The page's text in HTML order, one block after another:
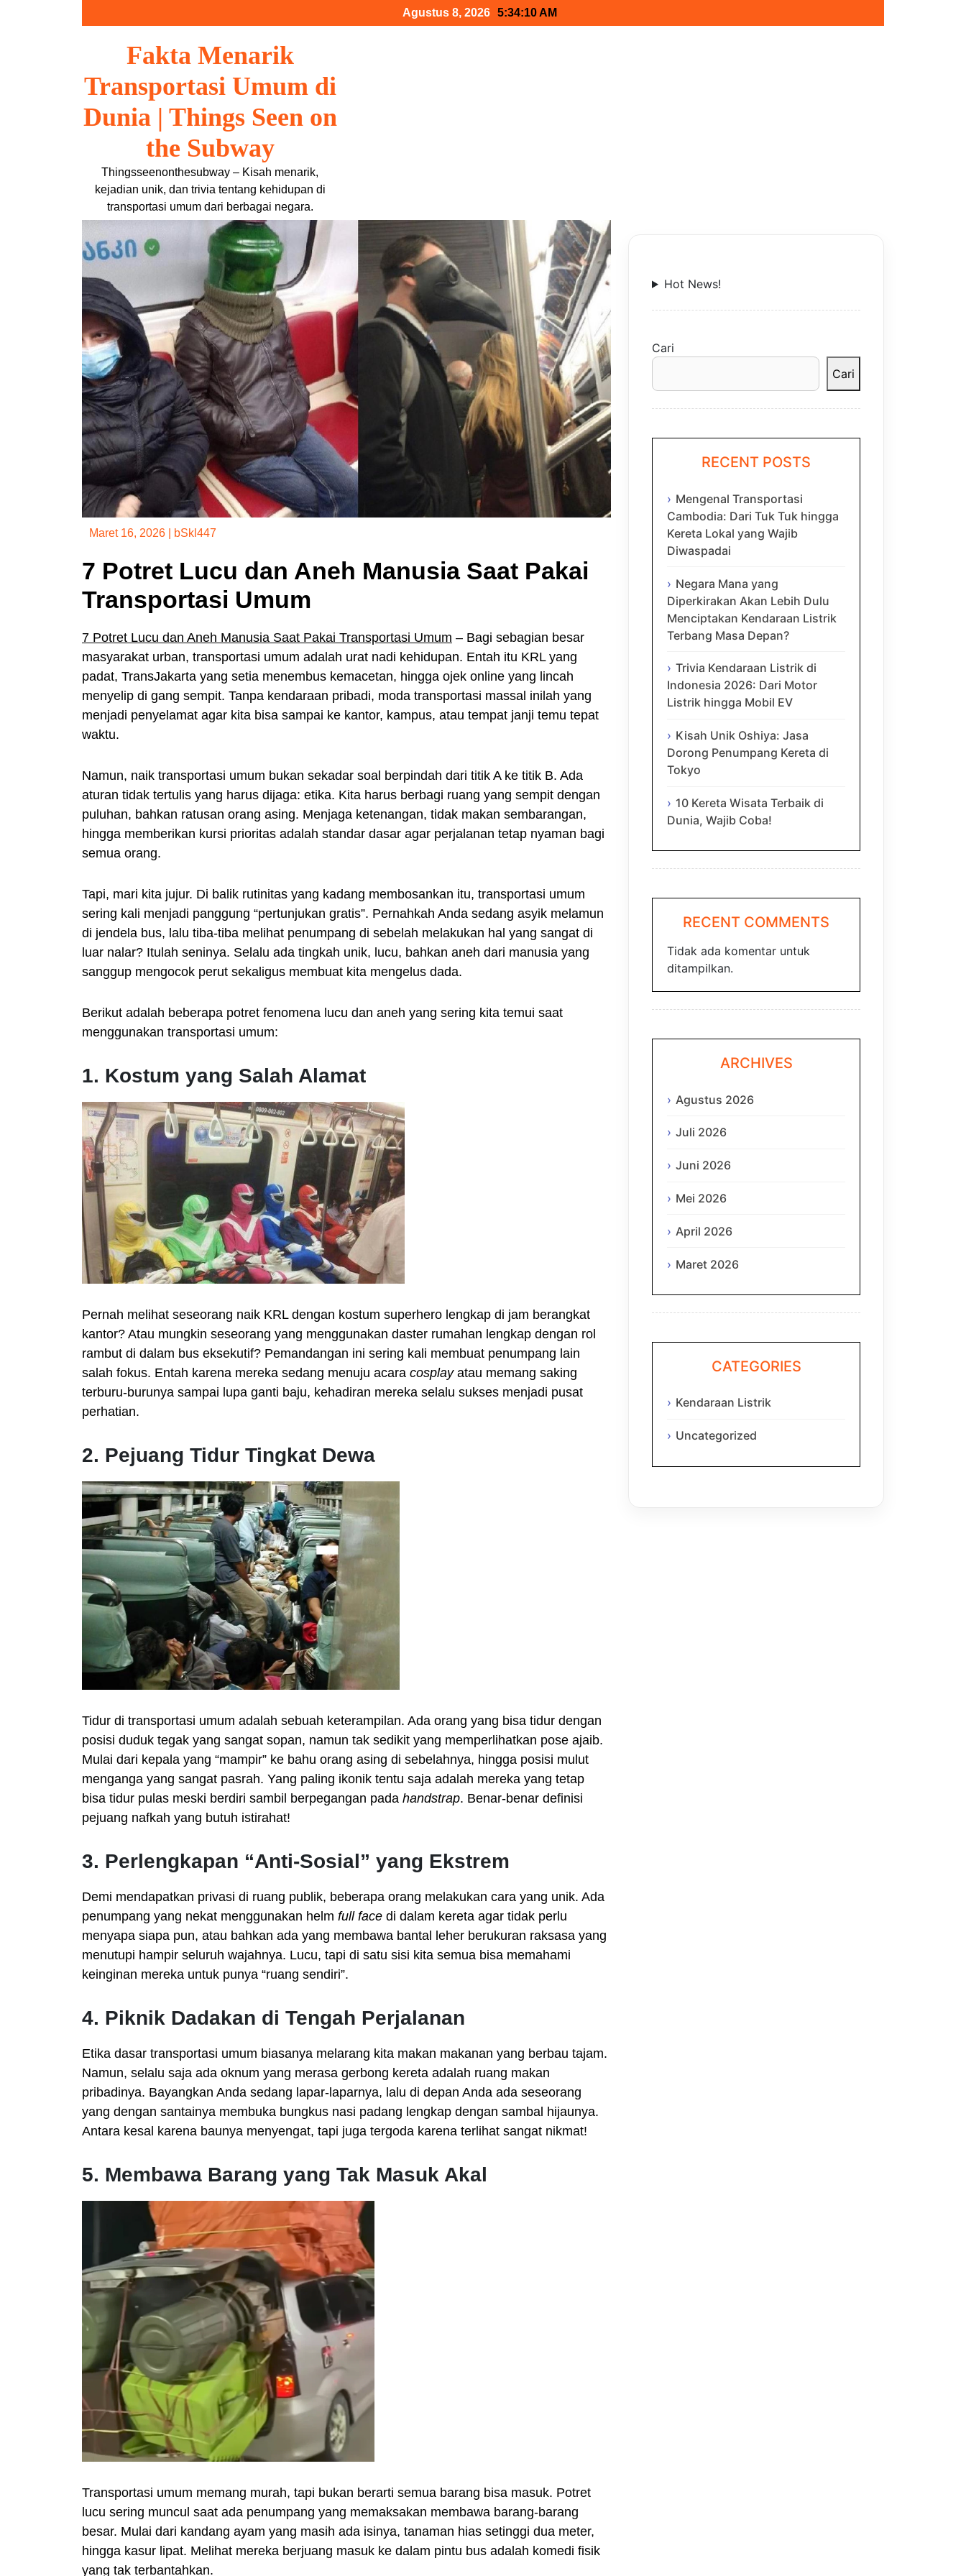
Agustus 8, 2026 5:34:11 AM
Fakta Menarik
Transportasi Umum di
Dunia | Things Seen on
the Subway
Thingsseenonthesubway – Kisah menarik,
kejadian unik, dan trivia tentang kehidupan di
transportasi umum dari berbagai negara.
Maret 16, 2026 bSkl447
7 Potret Lucu dan Aneh Manusia Saat Pakai
Transportasi Umum
7 Potret Lucu dan Aneh Manusia Saat Pakai Transportasi Umum – Bagi sebagian besar
masyarakat urban, transportasi umum adalah urat nadi kehidupan. Entah itu KRL yang
padat, TransJakarta yang setia menembus kemacetan, hingga ojek online yang lincah
menyelip di gang sempit. Tanpa kendaraan pribadi, moda transportasi massal inilah yang
menjadi penyelamat agar kita bisa sampai ke kantor, kampus, atau tempat janji temu tepat
waktu.
Namun, naik transportasi umum bukan sekadar soal berpindah dari titik A ke titik B. Ada
aturan tidak tertulis yang harus dijaga: etika. Kita harus berbagi ruang yang sempit dengan
puluhan, bahkan ratusan orang asing. Menjaga ketenangan, tidak makan sembarangan,
hingga memberikan kursi prioritas adalah standar dasar agar perjalanan tetap nyaman bagi
semua orang.
Tapi, mari kita jujur. Di balik rutinitas yang kadang membosankan itu, transportasi umum
sering kali menjadi panggung “pertunjukan gratis”. Pernahkah Anda sedang asyik melamun
di jendela bus, lalu tiba-tiba melihat penumpang di sebelah melakukan hal yang sangat di
luar nalar? Itulah seninya. Selalu ada tingkah unik, lucu, bahkan aneh dari manusia yang
sanggup mengocok perut sekaligus membuat kita mengelus dada.
Berikut adalah beberapa potret fenomena lucu dan aneh yang sering kita temui saat
menggunakan transportasi umum:
1. Kostum yang Salah Alamat
Pernah melihat seseorang naik KRL dengan kostum superhero lengkap di jam berangkat
kantor? Atau mungkin seseorang yang menggunakan daster rumahan lengkap dengan rol
rambut di dalam bus eksekutif? Pemandangan ini sering kali membuat penumpang lain
salah fokus. Entah karena mereka sedang menuju acara cosplayatau memang saking
terburu-burunya sampai lupa ganti baju, kehadiran mereka selalu sukses menjadi pusat
perhatian.
2. Pejuang Tidur Tingkat Dewa
Tidur di transportasi umum adalah sebuah keterampilan. Ada orang yang bisa tidur dengan
posisi duduk tegak yang sangat sopan, namun tak sedikit yang memperlihatkan pose ajaib.
Mulai dari kepala yang “mampir” ke bahu orang asing di sebelahnya, hingga posisi mulut
menganga yang sangat pasrah. Yang paling ikonik tentu saja adalah mereka yang tetap
bisa tidur pulas meski berdiri sambil berpegangan pada handstrap. Benar-benar definisi
pejuang nafkah yang butuh istirahat!
3. Perlengkapan “Anti-Sosial” yang Ekstrem
Demi mendapatkan privasi di ruang publik, beberapa orang melakukan cara yang unik. Ada
penumpang yang nekat menggunakan helm full face di dalam kereta agar tidak perlu
menyapa siapa pun, atau bahkan ada yang membawa bantal leher berukuran raksasa yang
menutupi hampir seluruh wajahnya. Lucu, tapi di satu sisi kita semua bisa memahami
keinginan mereka untuk punya “ruang sendiri”.
4. Piknik Dadakan di Tengah Perjalanan
Etika dasar transportasi umum biasanya melarang kita makan makanan yang berbau tajam.
Namun, selalu saja ada oknum yang merasa gerbong kereta adalah ruang makan
pribadinya. Bayangkan Anda sedang lapar-laparnya, lalu di depan Anda ada seseorang
yang dengan santainya membuka bungkus nasi padang lengkap dengan sambal hijaunya.
Antara kesal karena baunya menyengat, tapi juga tergoda karena terlihat sangat nikmat!
5. Membawa Barang yang Tak Masuk Akal
Transportasi umum memang murah, tapi bukan berarti semua barang bisa masuk. Potret
lucu sering muncul saat ada penumpang yang memaksakan membawa barang-barang
besar. Mulai dari kandang ayam yang masih ada isinya, tanaman hias setinggi dua meter,
hingga kasur lipat. Melihat mereka berjuang masuk ke dalam pintu bus adalah komedi fisik
yang tak terbantahkan.
Hot News!
Cari
Cari
RECENT POSTS
Mengenal Transportasi
Cambodia: Dari Tuk Tuk hingga
Kereta Lokal yang Wajib
Diwaspadai
Negara Mana yang
Diperkirakan Akan Lebih Dulu
Menciptakan Kendaraan Listrik
Terbang Masa Depan?
Trivia Kendaraan Listrik di
Indonesia 2026: Dari Motor
Listrik hingga Mobil EV
Kisah Unik Oshiya: Jasa
Dorong Penumpang Kereta di
Tokyo
10 Kereta Wisata Terbaik di
Dunia, Wajib Coba!
RECENT COMMENTS
Tidak ada komentar untuk
ditampilkan.
ARCHIVES
Agustus 2026
Juli 2026
Juni 2026
Mei 2026
April 2026
Maret 2026
CATEGORIES
Kendaraan Listrik
Uncategorized